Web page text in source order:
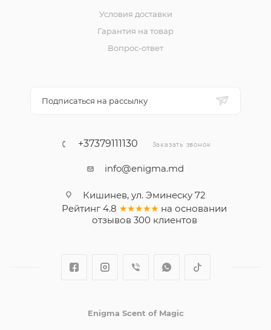
Условия доставки
Гарантия на товар
Вопрос-ответ
Подписаться на рассылку
+37379111130 Заказать звонок
info@enigma.md
Кишинев, ул. Эминеску 72
Рейтинг 4.8 ★★★★★ на основании
отзывов 300клиентов
Enigma Scent of Magic